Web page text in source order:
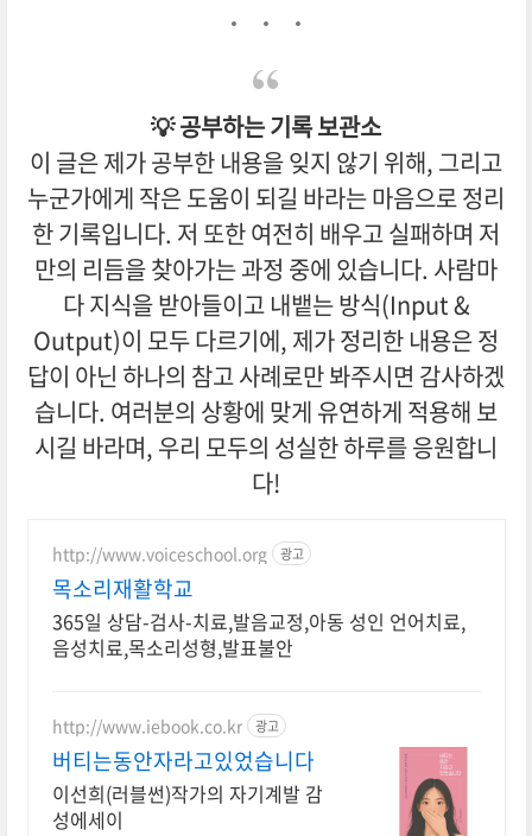
💡 공부하는 기록 보관소
이 글은 제가 공부한 내용을 잊지 않기 위해, 그리고
누군가에게 작은 도움이 되길 바라는 마음으로 정리
한 기록입니다. 저 또한 여전히 배우고 실패하며 저
만의 리듬을 찾아가는 과정 중에 있습니다. 사람마
다 지식을 받아들이고 내뱉는 방식(Input &
Output)이 모두 다르기에, 제가 정리한 내용은 정
답이 아닌 하나의 참고 사례로만 봐주시면 감사하겠
습니다. 여러분의 상황에 맞게 유연하게 적용해 보
시길 바라며, 우리 모두의 성실한 하루를 응원합니
다!
http://www.voiceschool.org 광고
목소리재활학교
365일 상담-검사-치료,발음교정,아동 성인 언어치료,
음성치료,목소리성형,발표불안
http://www.iebook.co.kr 광고
버티는동안자라고있었습니다
이선희(러블썬)작가의 자기계발 감
성에세이